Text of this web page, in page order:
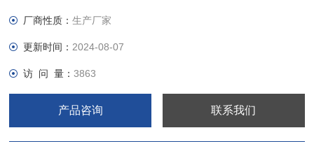
厂商性质：生产厂家
更新时间： 2024-08-07
访 问 量：3863
产品咨询 联系我们